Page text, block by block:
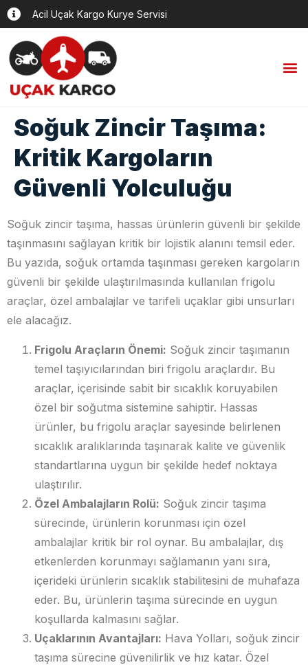
Acil Uçak Kargo Kurye Servisi
Soğuk Zincir Taşıma:
Kritik Kargoların
Güvenli Yolculuğu
Soğuk zincir taşıma, hassas ürünlerin güvenli bir şekilde
taşınmasını sağlayan kritik bir lojistik alanını temsil eder.
Bu yazıda, soğuk ortamda taşınması gereken kargoların
güvenli bir şekilde ulaştırılmasında kullanılan frigolu
araçlar, özel ambalajlar ve tarifeli uçaklar gibi unsurları
ele alacağız.
Frigolu Araçların Önemi: Soğuk zincir taşımanın
temel taşıyıcılarından biri frigolu araçlardır. Bu
araçlar, içerisinde sabit bir sıcaklık koruyabilen
özel bir soğutma sistemine sahiptir. Hassas
ürünler, bu frigolu araçlar sayesinde belirlenen
sıcaklık aralıklarında taşınarak kalite ve güvenlik
standartlarına uygun bir şekilde hedef noktaya
ulaştırılır.
Özel Ambalajların Rolü: Soğuk zincir taşıma
sürecinde, ürünlerin korunması için özel
ambalajlar kritik bir rol oynar. Bu ambalajlar, dış
etkenlerden korunmayı sağlamanın yanı sıra,
içerideki ürünlerin sıcaklık stabilitesini de muhafaza
eder. Bu, ürünlerin taşıma sürecinde en uygun
koşullarda kalmasını sağlar.
Uçaklarının Avantajları: Hava Yolları, soğuk zincir
taşıma sürecine güvenilirlik ve hız katar. Özel